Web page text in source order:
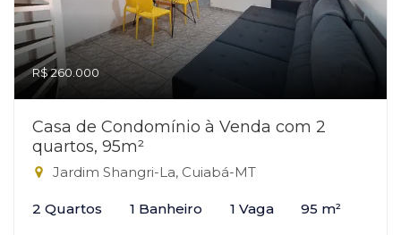
R$ 260.000
Casa de Condomínio à Venda com 2
quartos, 95m²
Jardim Shangri-La, Cuiabá-MT
2 Quartos 1 Banheiro 1 Vaga 95 m²